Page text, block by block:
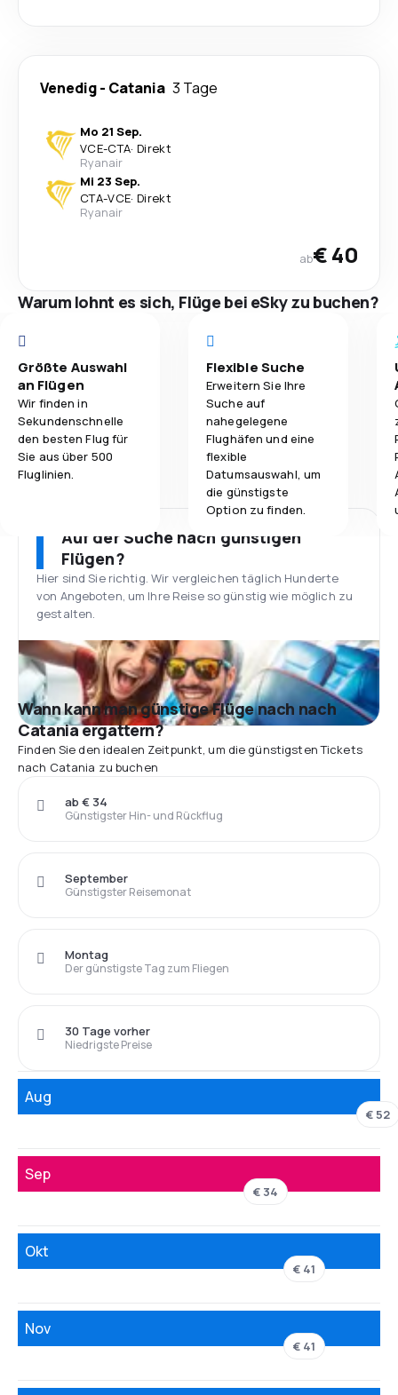
Venedig- Catania 3 Tage
Mo 21 Sep.
VCE-CTA· Direkt
Ryanair
Mi 23 Sep.
CTA-VCE· Direkt
Ryanair
ab€ 40
Warum lohnt es sich, Flüge bei eSky zu buchen?
Größte Auswahl
an Flügen
Wir finden in
Sekundenschnelle
den besten Flug für
Sie aus über 500
Fluglinien.
Flexible Suche
Erweitern Sie Ihre
Suche auf
nahegelegene
Flughäfen und eine
flexible
Datumsauswahl, um
die günstigste
Option zu finden.
Auf der Suche nach günstigen
Flügen?
Hier sind Sie richtig. Wir vergleichen täglich Hunderte
von Angeboten, um Ihre Reise so günstig wie möglich zu
gestalten.
Wann kann man günstige Flüge nach nach
Catania ergattern?
Finden Sie den idealen Zeitpunkt, um die günstigsten Tickets
nach Catania zu buchen
Günstigster Hin- und Rückflug
ab € 34
Günstigster Reisemonat
September
Der günstigste Tag zum Fliegen
Montag
Niedrigste Preise
30 Tage vorher
Aug
€ 52
Sep
€ 34
Okt
€ 41
Nov
€ 41